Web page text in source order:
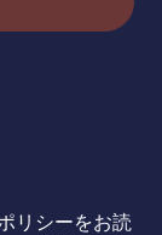
リシーをお読